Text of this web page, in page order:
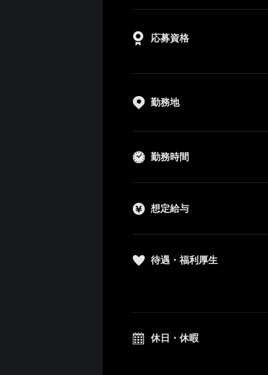
応募資格
勤務地
勤務時間
想定給与
待遇・福利厚生
休日・休暇